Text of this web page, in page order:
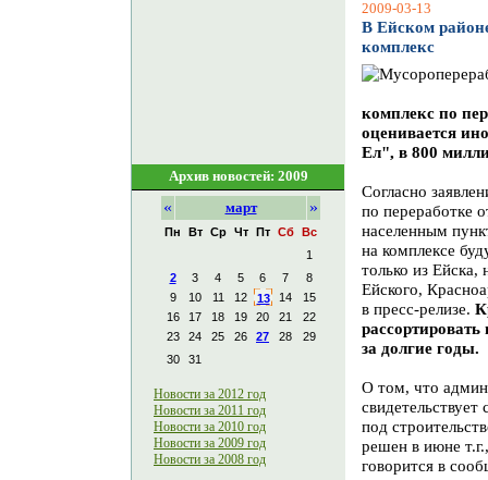
2009-03-13
В Ейском
комплекс
комплекс по
оценивается
Ел", в 800
Согласно
по переработке
населенным
на комплексе
только из Ейска,
Ейского,
в пресс-релизе.
за долгие годы.
О том, что
под
решен в июне
говорится в
Архив новостей: 2009
« март »
Пн Вт Ср Чт Пт Сб
Вс
1
2
3 4 5 6 7
8
9
10 11 12 13 14
15
16
17 18 19 20 21
22
23
24 25 26 27 28
29
30
31
Новости за 2012 год
Новости за 2011 год
Новости за 2010 год
Новости за 2009 год
Новости за 2008 год